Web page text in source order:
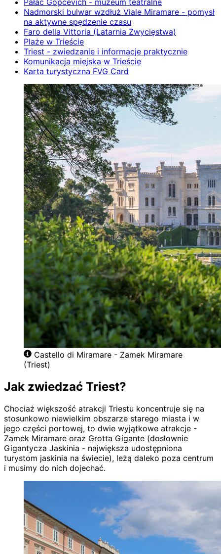
Pałac Gopcevich - muzeum teatralne
Nadmorski bulwar wzdłuż Viale Miramare - pomysł
na aktywne spędzenie czasu
Faro della Vittoria (Latarnia Zwycięstwa)
Plaże w Trieście
Triest - zwiedzanie i informacje praktycznie
Komunikacja miejska w Trieście
Karta turystyczna FVG Card
Castello di Miramare - Zamek Miramare
(Triest)
Jak zwiedzać Triest?
Chociaż większość atrakcji Triestu koncentruje się na
stosunkowo niewielkim obszarze starego miasta i w
jego części portowej, to dwie wyjątkowe atrakcje -
Zamek Miramare oraz Grotta Gigante (dosłownie
Gigantycza Jaskinia - największa udostępniona
turystom jaskinia na świecie), leżą daleko poza centrum
i musimy do nich dojechać.